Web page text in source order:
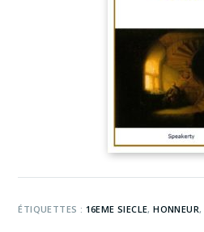
ÉTIQUETTES : 16EME SIECLE, HONNEUR,